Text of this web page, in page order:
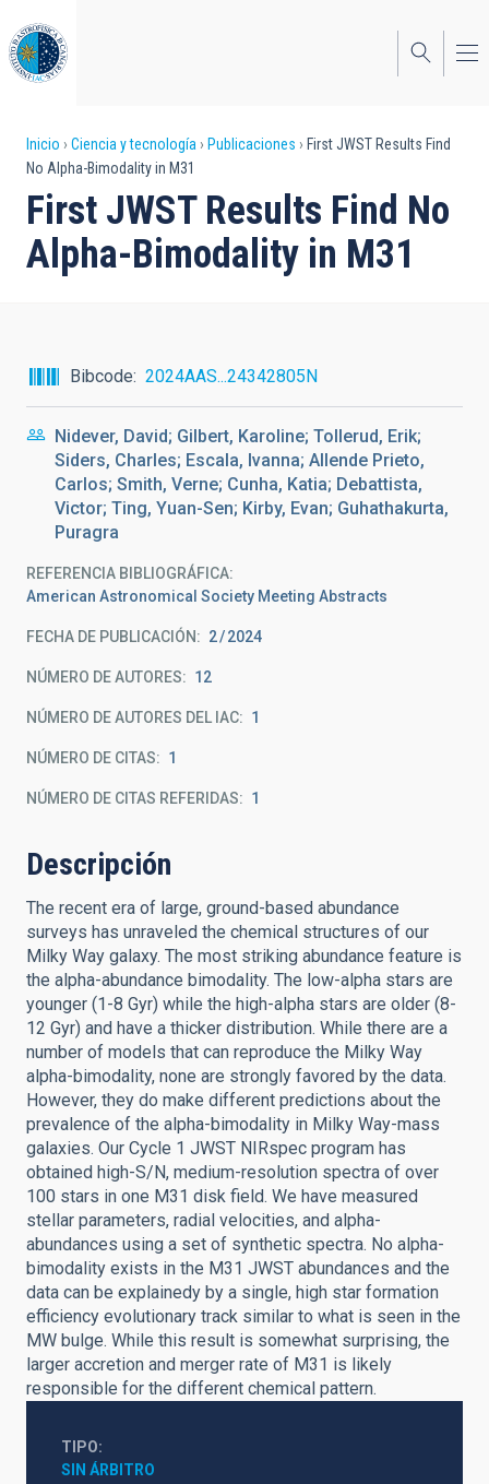
al
contenido
principal
Sobrescribir
enlaces
de
ayuda
navegación
Inicio Ciencia y tecnología Publicaciones
First JWST Results Find
No Alpha-Bimodality in M31
First JWST Results Find No
Alpha-Bimodality in M31
Bibcode 2024AAS...24342805N
Nidever, David; Gilbert, Karoline; Tollerud, Erik;
Siders, Charles; Escala, Ivanna; Allende Prieto,
Carlos; Smith, Verne; Cunha, Katia; Debattista,
Victor; Ting, Yuan-Sen; Kirby, Evan; Guhathakurta,
Puragra
REFERENCIA BIBLIOGRÁFICA
American Astronomical Society Meeting Abstracts
FECHA DE PUBLICACIÓN: 2 2024
NÚMERO DE AUTORES 12
NÚMERO DE AUTORES DEL IAC 1
NÚMERO DE CITAS 1
NÚMERO DE CITAS REFERIDAS 1
Descripción
The recent era of large, ground-based abundance
surveys has unraveled the chemical structures of our
Milky Way galaxy. The most striking abundance feature is
the alpha-abundance bimodality. The low-alpha stars are
younger (1-8 Gyr) while the high-alpha stars are older (8-
12 Gyr) and have a thicker distribution. While there are a
number of models that can reproduce the Milky Way
alpha-bimodality, none are strongly favored by the data.
However, they do make different predictions about the
prevalence of the alpha-bimodality in Milky Way-mass
galaxies. Our Cycle 1 JWST NIRspec program has
obtained high-S/N, medium-resolution spectra of over
100 stars in one M31 disk field. We have measured
stellar parameters, radial velocities, and alpha-
abundances using a set of synthetic spectra. No alpha-
bimodality exists in the M31 JWST abundances and the
data can be explainedy by a single, high star formation
efficiency evolutionary track similar to what is seen in the
MW bulge. While this result is somewhat surprising, the
larger accretion and merger rate of M31 is likely
responsible for the different chemical pattern.
TIPO
SIN ÁRBITRO